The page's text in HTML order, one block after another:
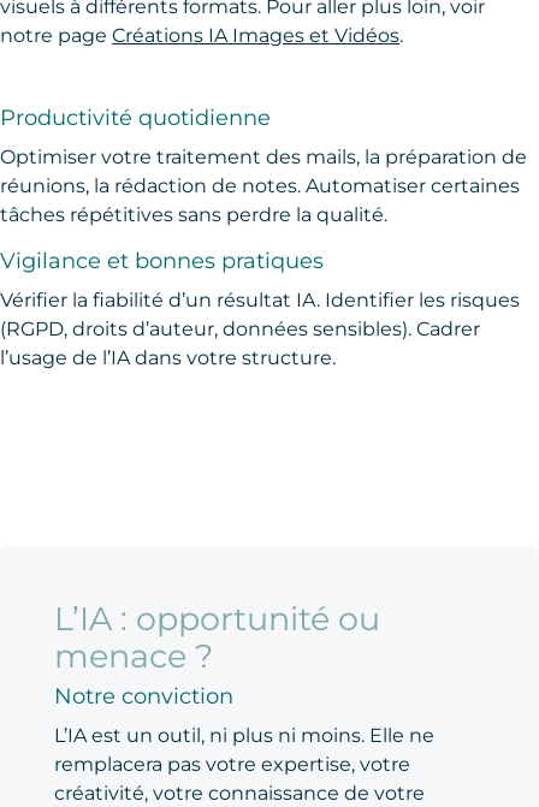
visuels à différents formats. Pour aller plus loin, voir
notre page Créations IA Images et Vidéos.
Productivité quotidienne
Optimiser votre traitement des mails, la préparation de
réunions, la rédaction de notes. Automatiser certaines
tâches répétitives sans perdre la qualité.
Vigilance et bonnes pratiques
Vérifier la fiabilité d’un résultat IA. Identifier les risques
(RGPD, droits d’auteur, données sensibles). Cadrer
l’usage de l’IA dans votre structure.
L’IA : opportunité ou
menace ?
Notre conviction
L’IA est un outil, ni plus ni moins. Elle ne
remplacera pas votre expertise, votre
créativité, votre connaissance de votre